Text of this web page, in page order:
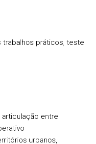
trabalhos práticos, teste
entre
urbanos,